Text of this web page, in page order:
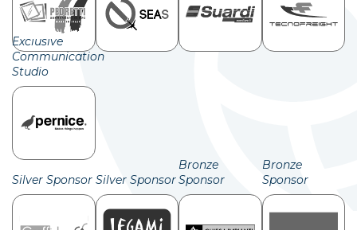
Exclusive
Communication
Studio
Silver Sponsor Silver Sponsor
Bronze
Sponsor
Bronze
Sponsor